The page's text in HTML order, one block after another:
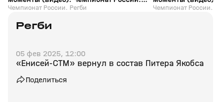
Регби
Чемпионат России. Регби
Регби
Чемпионат России.
Регби
05 фев 2025, 12:00
«Енисей-СТМ» вернул в состав Питера Якобса
Поделиться